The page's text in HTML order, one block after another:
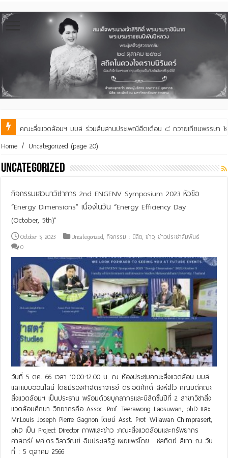
คณะสิ่งแวดล้อมฯ มมส ร่วมสืบสานประเพณีฮีตเดือน ๘ ถวายเทียนพรรษา ๒
Home / Uncategorized (page 20)
Uncategorized
กิจกรรมเสวนาวิชาการ 2nd ENGENV Symposium 2023 หัวข้อ
“Energy Dimensions” เนื่องในวัน “Energy Efficiency Day
(October, 5th)”
October 5, 2023 Uncategorized,กิจกรรม : นิสิต,ข่าว,ข่าวประชาสัมพันธ์
0
วันที่ 5 ตค. 66 เวลา 10.00-12.00 น. ณ ห้องประชุมคณะสิ่งแวดล้อม มมส.
และแบบออนไลน์ โดยมีรองศาสตราจารย์ ดร.อดิศักดิ์ สิงห์สีโว คณบดีคณะ
สิ่งแวดล้อมฯ เป็นประธาน พร้อมด้วยบุคลากรและนิสิตชั้นปีที่ 2 สาขาวิชาสิ่ง
แวดล้อมศึกษา วิทยากรคือ Assoc. Prof. Teerawong Laosuwan, phD และ
Mr.Louis Joseph Pierre Gagnon โดยมี Asst. Prof. Wilawan Chimprasert,
phD เป็น Project Director ภาพและข่าว :คณะสิ่งแวดล้อมและทรัพยากร
ศาสตร์/ ผศ.ดร.วิลาวัณย์ ฉิมประเสริฐ เผยแพร่โดย : ชลทิตย์ สีเทา ณ วัน
ที่ : 5 ตุลาคม 2566